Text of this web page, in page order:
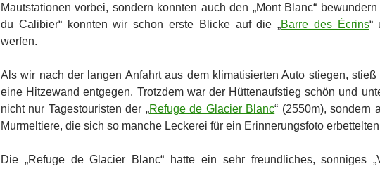
Mautstationen vorbei, sondern konnten auch den „Mont Blanc“
du Calibier“ konnten wir schon erste Blicke auf die „Barre des Écrins“
werfen.
Als wir nach der langen Anfahrt aus dem klimatisierten Auto stiegen, stieß
eine Hitzewand entgegen. Trotzdem war der Hüttenaufstieg schön und
nicht nur Tagestouristen der „Refuge de Glacier Blanc“ (2550m), sondern
Murmeltiere, die sich so manche Leckerei für ein Erinnerungsfoto
Die „Refuge de Glacier Blanc“ hatte ein sehr freundliches, sonniges